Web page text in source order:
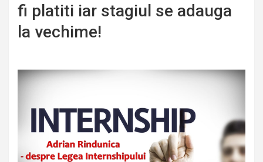
fi platiti iar stagiul se adauga
la vechime!